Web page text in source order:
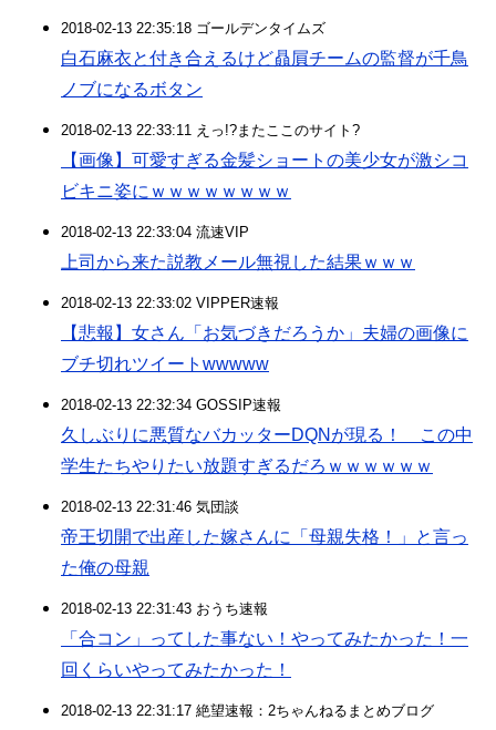
2018-02-13 22:35:18 ゴールデンタイムズ
白石麻衣と付き合えるけど贔屓チームの監督が千鳥
ノブになるボタン
2018-02-13 22:33:11 えっ!?またここのサイト?
【画像】可愛すぎる金髪ショートの美少女が激シコ
ビキニ姿にｗｗｗｗｗｗｗｗ
2018-02-13 22:33:04 流速VIP
上司から来た説教メール無視した結果ｗｗｗ
2018-02-13 22:33:02 VIPPER速報
【悲報】女さん「お気づきだろうか」夫婦の画像に
ブチ切れツイートwwwww
2018-02-13 22:32:34 GOSSIP速報
久しぶりに悪質なバカッターDQNが現る！ この中
学生たちやりたい放題すぎるだろｗｗｗｗｗｗ
2018-02-13 22:31:46 気団談
帝王切開で出産した嫁さんに「母親失格！」と言っ
た俺の母親
2018-02-13 22:31:43 おうち速報
「合コン」ってした事ない！やってみたかった！一
回くらいやってみたかった！
2018-02-13 22:31:17 絶望速報：2ちゃんねるまとめブログ